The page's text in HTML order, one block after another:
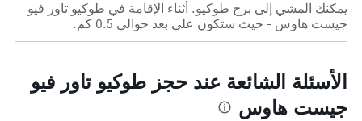
يمكنك المشي إلى برج طوكيو. أثناء الإقامة في طوكيو تاور فيو
جيست هاوس - حيث ستكون على بعد حوالي 0.5 كم.
الأسئلة الشائعة عند حجز طوكيو تاور فيو
جيست هاوس